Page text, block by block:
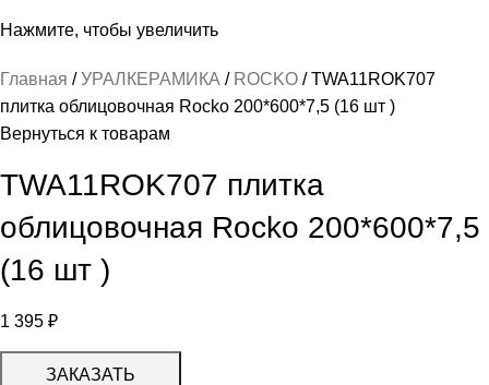
Нажмите, чтобы увеличить
Главная УРАЛКЕРАМИКА ROCKO
TWA11ROK707
плитка облицовочная Rocko 200*600*7,5 (16 шт )
Вернуться к товарам
TWA11ROK707 плитка
облицовочная Rocko 200*600*7,5
(16 шт )
1 395 ₽
ЗАКАЗАТЬ